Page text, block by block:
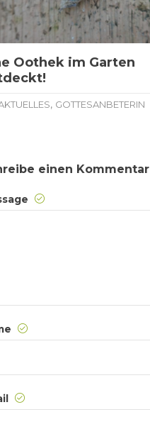
Oothek im Garten
, GOTTESANBETERIN
einen Kommentar